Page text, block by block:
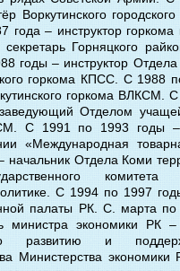
Воркутинского
года – инструктор
секретарь Горняцкого
годы – инструктор
горкома КПСС. С 1988
горкома ВЛКСМ.
Отделом
С 1991 по 1993 годы –
«Международная
начальник Отдела Коми
С 1994 по 1997
палаты РК. С. марта по
министра экономики РК –
развитию и
Министерства